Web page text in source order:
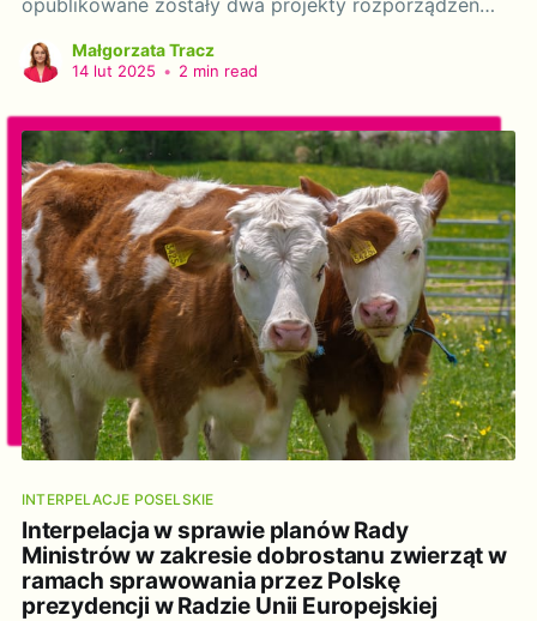
opublikowane zostały dwa projekty rozporządzeń
sprawie śródlądowych dróg wodnych (RD116) oraz
śródlądowych dróg wodnych (RD117). Projekty te
wzbudziły uzasadniony niepokój Koalicji Ratujmy
Rzeki, która skupia organizacje
Małgorzata Tracz
14 lut 2025 • 2 min read
INTERPELACJE POSELSKIE
Interpelacja w sprawie planów Rady
Ministrów w zakresie dobrostanu zwierząt w
ramach sprawowania przez Polskę
prezydencji w Radzie Unii Europejskiej